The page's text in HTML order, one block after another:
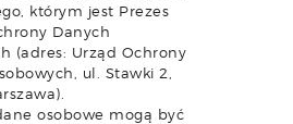
którym jest Prezes
Danych
(adres: Urząd Ochrony
ul. Stawki 2,
osobowe mogą być